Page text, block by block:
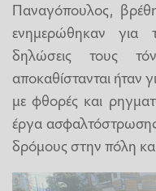
Παναγόπουλος,
ενημερώθηκαν για
δηλώσεις τους
αποκαθίστανται ήταν
με φθορές και
έργα
δρόμους στην πόλη και